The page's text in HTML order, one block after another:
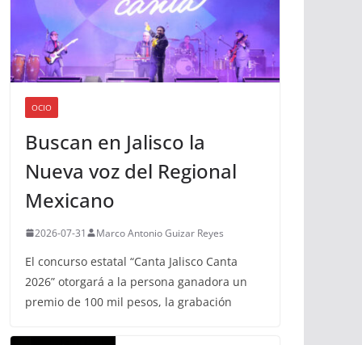
OCIO
Buscan en Jalisco la
Nueva voz del Regional
Mexicano
2026-07-31 Marco Antonio Guizar Reyes
El concurso estatal “Canta Jalisco Canta
2026” otorgará a la persona ganadora un
premio de 100 mil pesos, la grabación